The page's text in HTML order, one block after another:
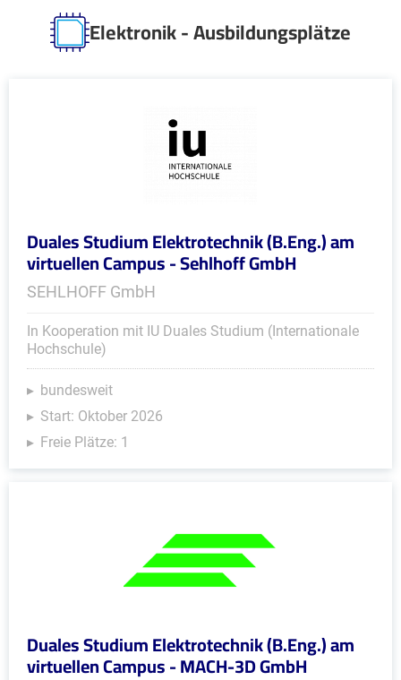
Elektronik - Ausbildungsplätze
Duales Studium Elektrotechnik (B.Eng.) am
virtuellen Campus - Sehlhoff GmbH
SEHLHOFF GmbH
In Kooperation mit IU Duales Studium (Internationale
Hochschule)
bundesweit
Start: Oktober 2026
Freie Plätze: 1
Duales Studium Elektrotechnik (B.Eng.) am
virtuellen Campus - MACH-3D GmbH